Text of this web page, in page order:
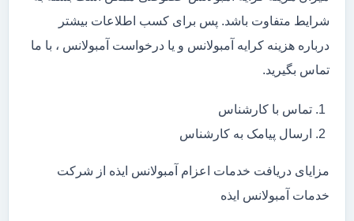
شرایط متفاوت باشد. پس برای کسب اطلاعات بیشتر
درباره هزینه کرایه آمبولانس و یا درخواست آمبولانس ، با ما
تماس بگیرید.
تماس با کارشناس
ارسال پیامک به کارشناس
مزایای دریافت خدمات اعزام آمبولانس ایذه از شرکت
خدمات آمبولانس ایذه